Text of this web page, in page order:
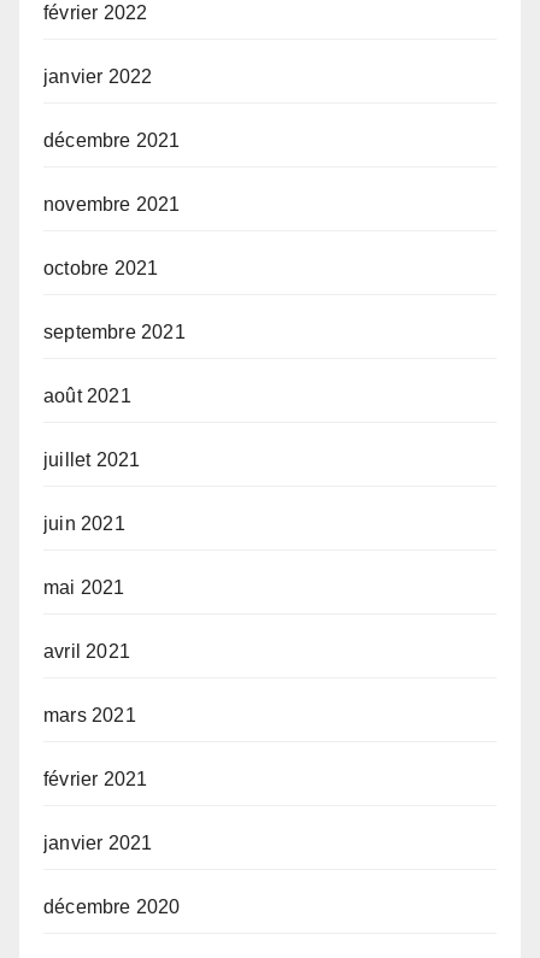
février 2022
janvier 2022
décembre 2021
novembre 2021
octobre 2021
septembre 2021
août 2021
juillet 2021
juin 2021
mai 2021
avril 2021
mars 2021
février 2021
janvier 2021
décembre 2020